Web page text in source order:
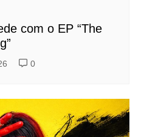
com o EP “The
0